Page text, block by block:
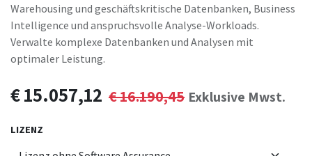
Warehousing und geschäftskritische Datenbanken, Business
Intelligence und anspruchsvolle Analyse-Workloads.
Verwalte komplexe Datenbanken und Analysen mit
optimaler Leistung.
€15.057,12 €16.190,45 Exklusive Mwst.
LIZENZ